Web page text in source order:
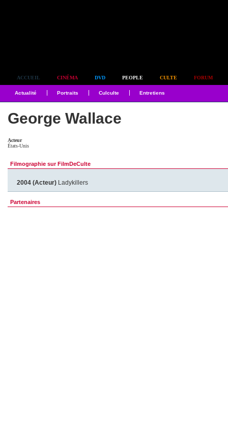
ACCUEIL CINÉMA DVD PEOPLE CULTE FORUM
Actualité Portraits Culculte Entretiens
George Wallace
Acteur
États-Unis
Filmographie sur FilmDeCulte
2004 (Acteur) Ladykillers
Partenaires